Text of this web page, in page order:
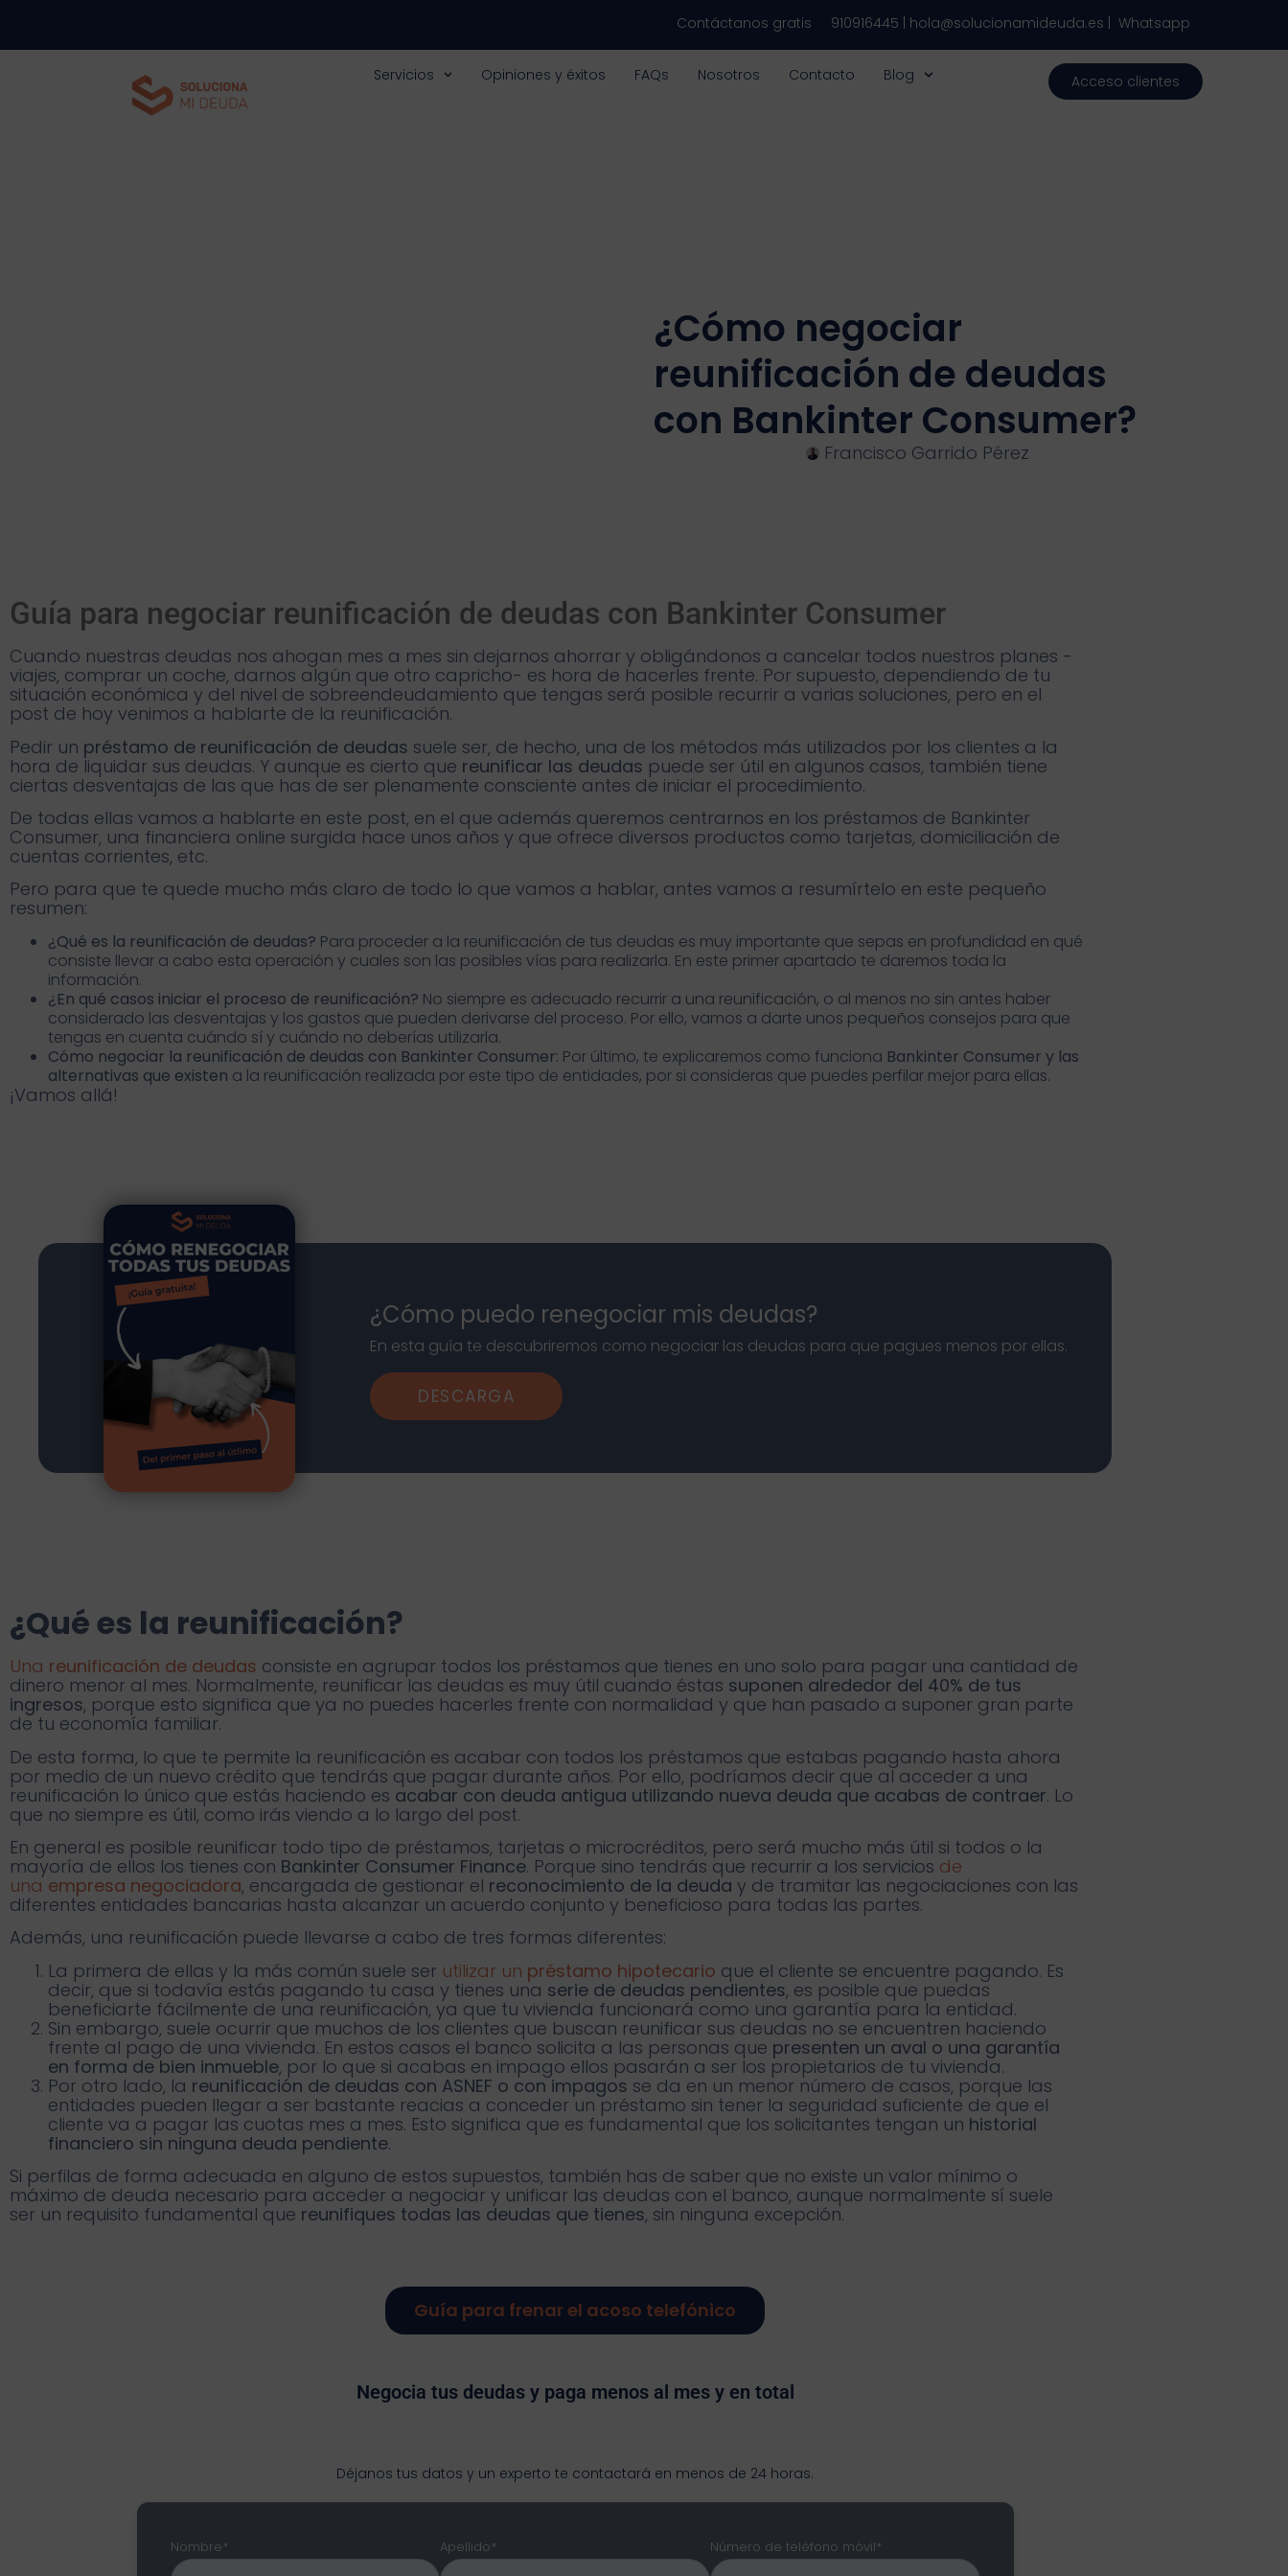
Contáctanos gratis 910916445 hola@solucionamideuda.es Whatsapp
Servicios Opiniones y éxitos FAQs Nosotros Contacto Blog Acceso clientes
¿Cómo negociar
reunificación de deudas
con Bankinter Consumer?
Francisco Garrido Pérez
Guía para negociar reunificación de deudas con Bankinter Consumer
Cuando nuestras deudas nos ahogan mes a mes sin dejarnos ahorrar y obligándonos a cancelar todos nuestros planes -
viajes, comprar un coche, darnos algún que otro capricho- es hora de hacerles frente. Por supuesto, dependiendo de tu
situación económica y del nivel de sobreendeudamiento que tengas será posible recurrir a varias soluciones, pero en el
post de hoy venimos a hablarte de la reunificación.
Pedir un préstamo de reunificación de deudas suele ser, de hecho, una de los métodos más utilizados por los clientes a la
hora de liquidar sus deudas. Y aunque es cierto que reunificar las deudas puede ser útil en algunos casos, también tiene
ciertas desventajas de las que has de ser plenamente consciente antes de iniciar el procedimiento.
De todas ellas vamos a hablarte en este post, en el que además queremos centrarnos en los préstamos de Bankinter
Consumer, una financiera online surgida hace unos años y que ofrece diversos productos como tarjetas, domiciliación de
cuentas corrientes, etc.
Pero para que te quede mucho más claro de todo lo que vamos a hablar, antes vamos a resumírtelo en este pequeño
resumen:
¿Qué es la reunificación de deudas? Para proceder a la reunificación de tus deudas es muy importante que sepas en profundidad en qué
consiste llevar a cabo esta operación y cuales son las posibles vías para realizarla. En este primer apartado te daremos toda la
información.
¿En qué casos iniciar el proceso de reunificación? No siempre es adecuado recurrir a una reunificación, o al menos no sin antes haber
considerado las desventajas y los gastos que pueden derivarse del proceso. Por ello, vamos a darte unos pequeños consejos para que
tengas en cuenta cuándo sí y cuándo no deberías utilizarla.
Cómo negociar la reunificación de deudas con Bankinter Consumer: Por último, te explicaremos como funciona Bankinter Consumer y las
alternativas que existen a la reunificación realizada por este tipo de entidades, por si consideras que puedes perfilar mejor para ellas.
¡Vamos allá!
¿Cómo puedo renegociar mis deudas?
En esta guía te descubriremos como negociar las deudas para que pagues menos por ellas.
DESCARGA
¿Qué es la reunificación?
Una reunificación de deudas consiste en agrupar todos los préstamos que tienes en uno solo para pagar una cantidad de
dinero menor al mes. Normalmente, reunificar las deudas es muy útil cuando éstas suponen alrededor del 40% de tus
ingresos, porque esto significa que ya no puedes hacerles frente con normalidad y que han pasado a suponer gran parte
de tu economía familiar.
De esta forma, lo que te permite la reunificación es acabar con todos los préstamos que estabas pagando hasta ahora
por medio de un nuevo crédito que tendrás que pagar durante años. Por ello, podríamos decir que al acceder a una
reunificación lo único que estás haciendo es acabar con deuda antigua utilizando nueva deuda que acabas de contraer. Lo
que no siempre es útil, como irás viendo a lo largo del post.
En general es posible reunificar todo tipo de préstamos, tarjetas o microcréditos, pero será mucho más útil si todos o la
mayoría de ellos los tienes con Bankinter Consumer Finance. Porque sino tendrás que recurrir a los servicios de
una empresa negociadora, encargada de gestionar el reconocimiento de la deuda y de tramitar las negociaciones con las
diferentes entidades bancarias hasta alcanzar un acuerdo conjunto y beneficioso para todas las partes.
Además, una reunificación puede llevarse a cabo de tres formas diferentes:
La primera de ellas y la más común suele ser utilizar un préstamo hipotecario que el cliente se encuentre pagando. Es
decir, que si todavía estás pagando tu casa y tienes una serie de deudas pendientes, es posible que puedas
beneficiarte fácilmente de una reunificación, ya que tu vivienda funcionará como una garantía para la entidad.
Sin embargo, suele ocurrir que muchos de los clientes que buscan reunificar sus deudas no se encuentren haciendo
frente al pago de una vivienda. En estos casos el banco solicita a las personas que presenten un aval o una garantía
en forma de bien inmueble, por lo que si acabas en impago ellos pasarán a ser los propietarios de tu vivienda.
Por otro lado, la reunificación de deudas con ASNEF o con impagos se da en un menor número de casos, porque las
entidades pueden llegar a ser bastante reacias a conceder un préstamo sin tener la seguridad suficiente de que el
cliente va a pagar las cuotas mes a mes. Esto significa que es fundamental que los solicitantes tengan un historial
financiero sin ninguna deuda pendiente.
Si perfilas de forma adecuada en alguno de estos supuestos, también has de saber que no existe un valor mínimo o
máximo de deuda necesario para acceder a negociar y unificar las deudas con el banco, aunque normalmente sí suele
ser un requisito fundamental que reunifiques todas las deudas que tienes, sin ninguna excepción.
Guía para frenar el acoso telefónico
Negocia tus deudas y paga menos al mes y en total
Déjanos tus datos y un experto te contactará en menos de 24 horas.
Nombre* Apellido* Número de teléfono móvil*